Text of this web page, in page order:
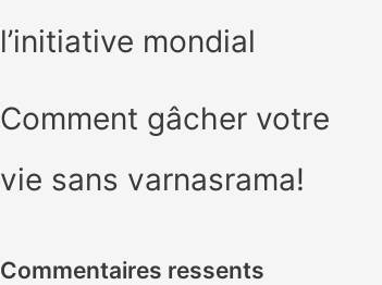
l’initiative mondial
Comment gâcher votre
vie sans varnasrama!
Commentaires ressents